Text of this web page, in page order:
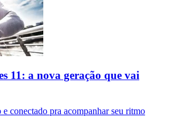
11: a nova geração que vai
conectado pra acompanhar seu ritmo